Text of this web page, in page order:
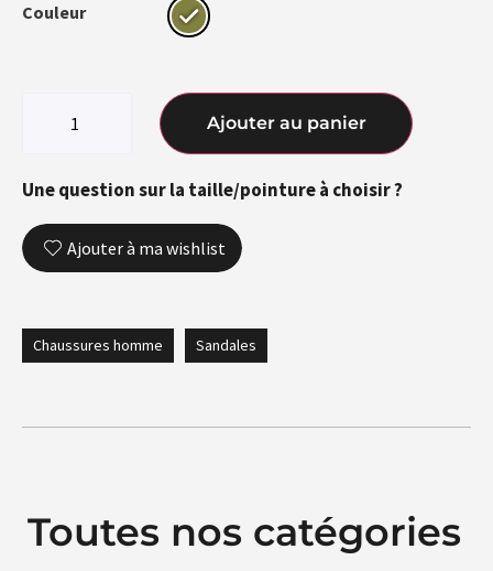
Couleur
Ajouter au panier
Une question sur la taille/pointure à choisir ?
Ajouter à ma wishlist
Chaussures homme Sandales
Toutes nos catégories